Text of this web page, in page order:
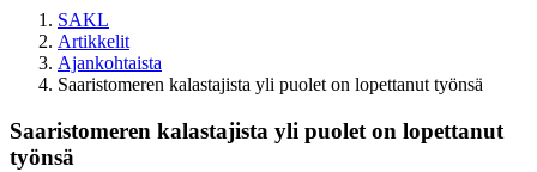
SAKL
Artikkelit
Ajankohtaista
Saaristomeren kalastajista yli puolet on lopettanut työnsä
Saaristomeren kalastajista yli puolet on lopettanut
työnsä